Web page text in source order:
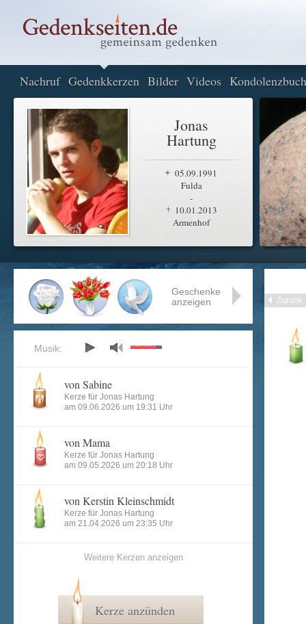
Nachruf Gedenkkerzen Bilder Videos Kondolenzbuch
Jonas
Hartung
05.09.1991
Fulda
-
10.01.2013
Armenhof
Zurück
Geschenke
anzeigen
Musik:
von Sabine
Kerze für Jonas Hartung
am 09.06.2026 um 19:31 Uhr
von Mama
Kerze für Jonas Hartung
am 09.05.2026 um 20:18 Uhr
von Kerstin Kleinschmidt
Kerze für Jonas Hartung
am 21.04.2026 um 23:35 Uhr
Weitere Kerzen anzeigen
Kerze anzünden